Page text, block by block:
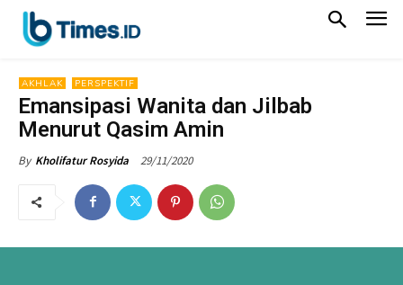
AKHLAK PERSPEKTIF
Emansipasi Wanita dan Jilbab
Menurut Qasim Amin
By Kholifatur Rosyida 29/11/2020